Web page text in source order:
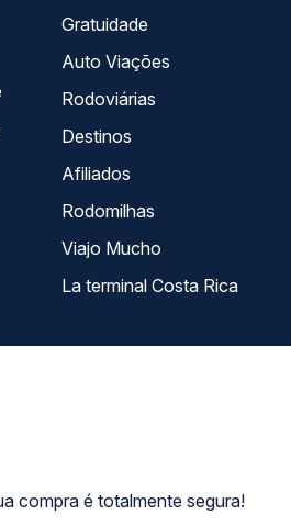
compra é totalmente segura!
Gratuidade
Auto Viações
Rodoviárias
Destinos
Afiliados
Rodomilhas
Viajo Mucho
La terminal Costa Rica